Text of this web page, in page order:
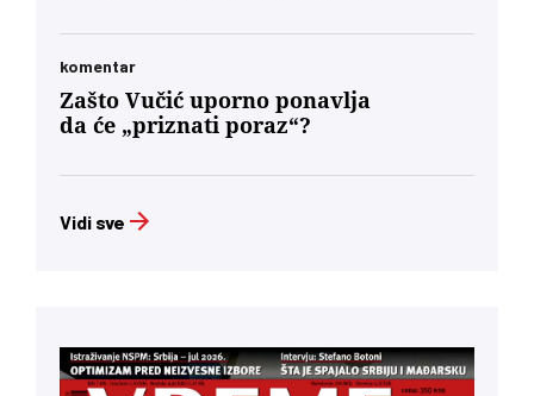
komentar
Zašto Vučić uporno ponavlja
da će „priznati poraz“?
Vidi sve